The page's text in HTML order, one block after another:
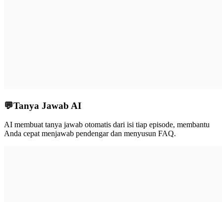
💬Tanya Jawab AI
AI membuat tanya jawab otomatis dari isi tiap episode, membantu
Anda cepat menjawab pendengar dan menyusun FAQ.